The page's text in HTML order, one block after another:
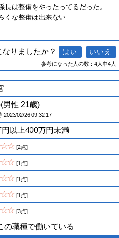
は整備をやったってるだった。
くな整備は出来ない...
なりましたか？
参考になった人の数：4人中4人
男性 21歳)
:2023/02/26 09:32:17
円以上400万円未満
[2点]
[1点]
[1点]
[1点]
[3点]
の職種で働いている